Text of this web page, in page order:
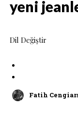
yeni
Dil Değiştir
Fatih